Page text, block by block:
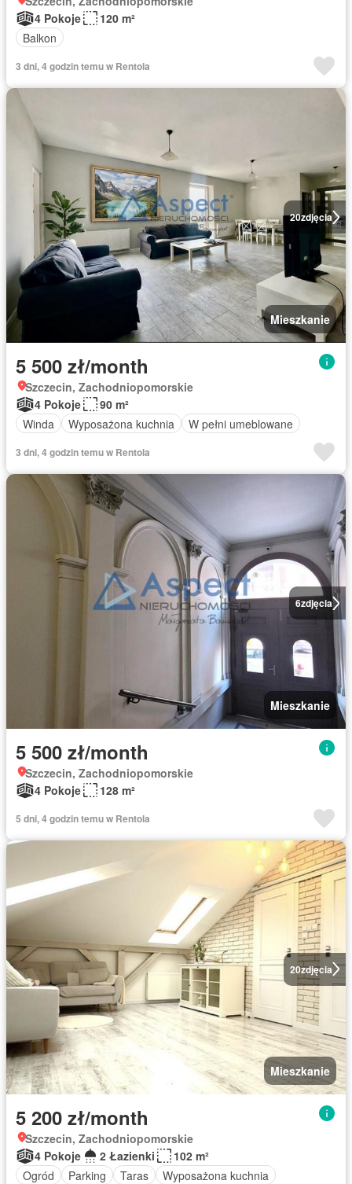
4 Pokoje
120 m²
Balkon
3 dni, 4 godzin temu w Rentola
20zdjęcia
Mieszkanie
5 500 zł/month
Szczecin, Zachodniopomorskie
4 Pokoje
90 m²
Winda
Wyposażona kuchnia W pełni umeblowane
3 dni, 4 godzin temu w Rentola
6zdjęcia
Mieszkanie
5 500 zł/month
Szczecin, Zachodniopomorskie
4 Pokoje
128 m²
5 dni, 4 godzin temu w Rentola
20zdjęcia
Mieszkanie
5 200 zł/month
Szczecin, Zachodniopomorskie
4 Pokoje
2 Łazienki
102 m²
Ogród
Parking Taras
Wyposażona kuchnia